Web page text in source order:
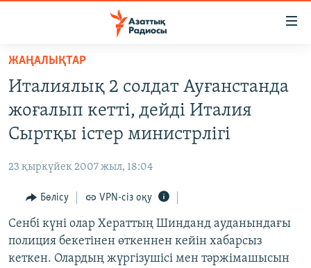
Skip
main
content
Skip
main
Navigation
Search
AZATTYQTV
АДАМ ҚҰҚЫҚТАРЫ
ӘЛЕУМЕТ
ӘЛЕМ
АРНАЙЫ ЖОБАЛАР
ЖАҢАЛЫҚТАР
Италиялық 2 солдат Ауғанстанда
жоғалып кетті, дейді Италия
Сыртқы істер министрлігі
23 қыркүйек 2007 жыл, 18:04
Бөлісу VPN-сіз оқу
Сенбі күні олар Хераттың Шинданд ауданындағы
полиция бекетінен өткеннен кейін хабарсыз
кеткен. Олардың жүргізушісі мен тәржімашысын